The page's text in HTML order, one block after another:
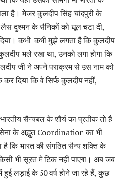
है। मेजर कुलदीप सिंह चांदपुरी के
लैस दुश्मन के सैनिकों को धूल चटा दी,
कभी-कभी मुझे लगता है कि कुलदीप
भले रखा था, उनको लगा होगा कि
जी ने अपने पराक्रम से उस नाम को
दिया कि वे सिर्फ कुलदीप नहीं,
सैन्यबल के शौर्य का प्रतीक तो है
के अद्भुत Coordination का भी
है कि भारत की संगठित सैन्य शक्ति के
भी सूरत में टिक नहीं पाएगा। अब जब
हुई लड़ाई के 50 वर्ष होने जा रहे हैं, कुछ